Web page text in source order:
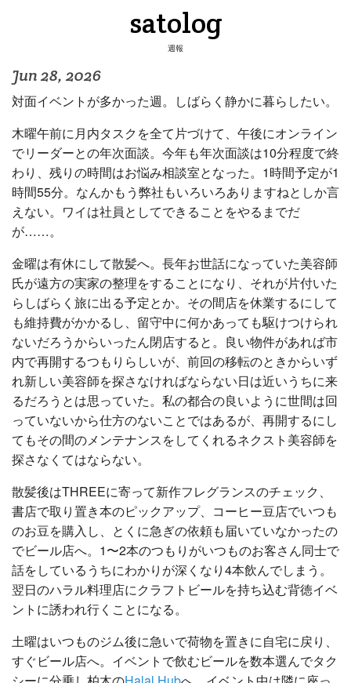
satolog
週報
Jun 28, 2026
対面イベントが多かった週。しばらく静かに暮らしたい。
木曜午前に月内タスクを全て片づけて、午後にオンライン
でリーダーとの年次面談。今年も年次面談は10分程度で終
わり、残りの時間はお悩み相談室となった。1時間予定が1
時間55分。なんかもう弊社もいろいろありますねとしか言
えない。ワイは社員としてできることをやるまでだ
が……。
金曜は有休にして散髪へ。長年お世話になっていた美容師
氏が遠方の実家の整理をすることになり、それが片付いた
らしばらく旅に出る予定とか。その間店を休業するにして
も維持費がかかるし、留守中に何かあっても駆けつけられ
ないだろうからいったん閉店すると。良い物件があれば市
内で再開するつもりらしいが、前回の移転のときからいず
れ新しい美容師を探さなければならない日は近いうちに来
るだろうとは思っていた。私の都合の良いように世間は回
っていないから仕方のないことではあるが、再開するにし
てもその間のメンテナンスをしてくれるネクスト美容師を
探さなくてはならない。
散髪後はTHREEに寄って新作フレグランスのチェック、
書店で取り置き本のピックアップ、コーヒー豆店でいつも
のお豆を購入し、とくに急ぎの依頼も届いていなかったの
でビール店へ。1〜2本のつもりがいつものお客さん同士で
話をしているうちにわかりが深くなり4本飲んでしまう。
翌日のハラル料理店にクラフトビールを持ち込む背徳イベ
ントに誘われ行くことになる。
土曜はいつものジム後に急いで荷物を置きに自宅に戻り、
すぐビール店へ。イベントで飲むビールを数本選んでタク